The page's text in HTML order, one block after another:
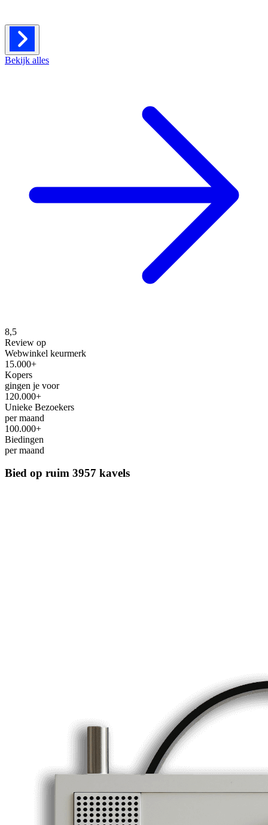
Bekijk alles
8,5
Review op
Webwinkel keurmerk
15.000+
Kopers
gingen je voor
120.000+
Unieke Bezoekers
per maand
100.000+
Biedingen
per maand
Bied op ruim 3957 kavels